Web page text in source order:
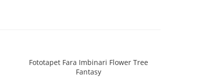
Fototapet Fara Imbinari Flower Tree
Fantasy